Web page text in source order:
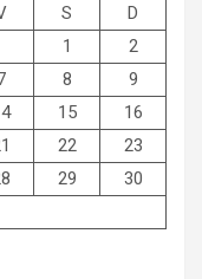
S
D
1
2
8
9
15
16
22
23
29
30